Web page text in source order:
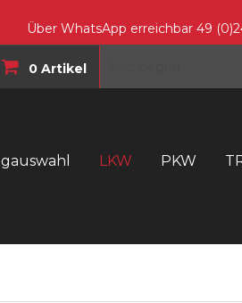
Über WhatsApp erreichbar 49
0 Artikel
LKW PKW